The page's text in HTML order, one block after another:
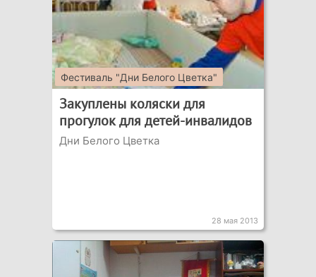
Фестиваль "Дни Белого Цветка"
Закуплены коляски для
прогулок для детей-инвалидов
Дни Белого Цветка
28 мая 2013